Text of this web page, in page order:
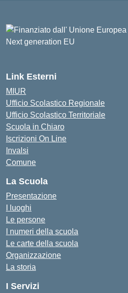
Link Esterni
MIUR
Ufficio Scolastico Regionale
Ufficio Scolastico Territoriale
Scuola in Chiaro
Iscrizioni On Line
Invalsi
Comune
La Scuola
Presentazione
I luoghi
Le persone
I numeri della scuola
Le carte della scuola
Organizzazione
La storia
I Servizi